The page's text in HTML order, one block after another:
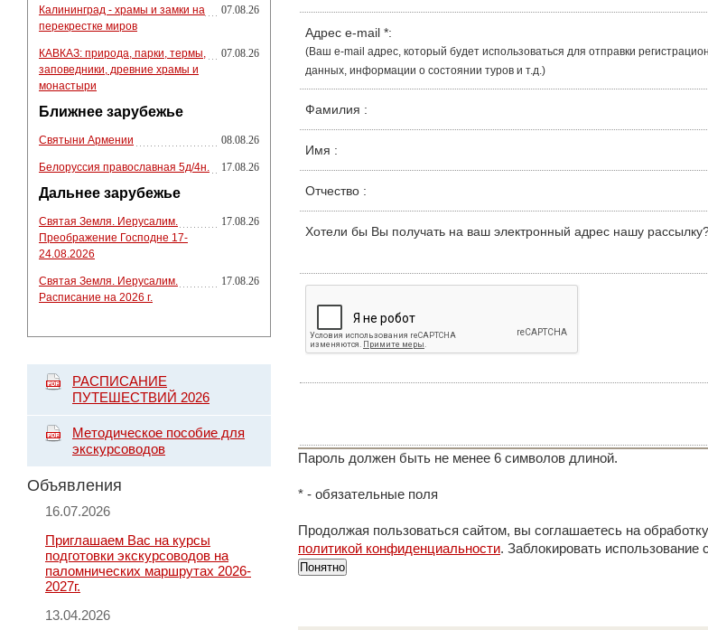
Калининград - храмы и замки на
перекрестке миров
07.08.26
КАВКАЗ: природа, парки, термы,
заповедники, древние храмы и
монастыри
07.08.26
Ближнее зарубежье
Святыни Армении 08.08.26
Белоруссия православная 5д/4н. 17.08.26
Дальнее зарубежье
Святая Земля. Иерусалим.
Преображение Господне 17-
24.08.2026
17.08.26
Святая Земля. Иерусалим.
Расписание на 2026 г.
17.08.26
РАСПИСАНИЕ
ПУТЕШЕСТВИЙ 2026
Методическое пособие для
экскурсоводов
Объявления
16.07.2026
Приглашаем Вас на курсы
подготовки экскурсоводов на
паломнических маршрутах 2026-
2027г.
13.04.2026
Адрес e-mail *:
(Ваш e-mail адрес, который будет использоваться для отправки
данных, информации о состоянии туров и т.д.)
Фамилия :
Имя :
Отчество :
Хотели бы Вы получать на ваш электронный адрес нашу
Пароль должен быть не менее 6 символов длиной.
* - обязательные поля
Продолжая пользоваться сайтом, вы соглашаетесь на
политикой конфиденциальности. Заблокировать
Понятно